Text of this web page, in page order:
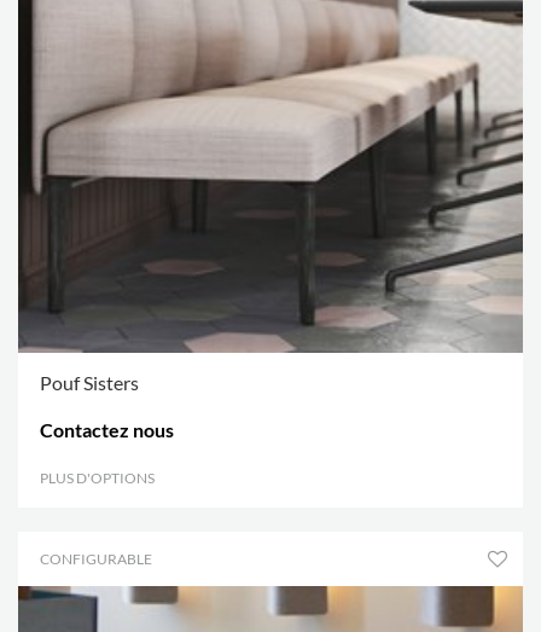
Pouf Sisters
Contactez nous
PLUS D'OPTIONS
CONFIGURABLE